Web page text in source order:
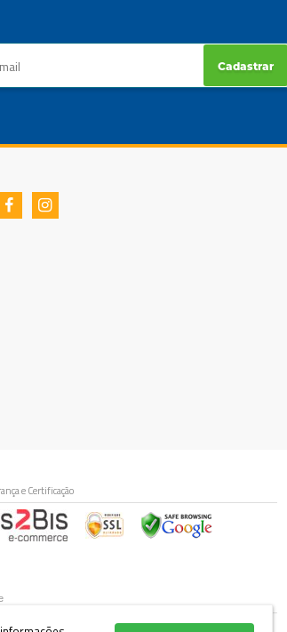
Cadastrar
e Certificação